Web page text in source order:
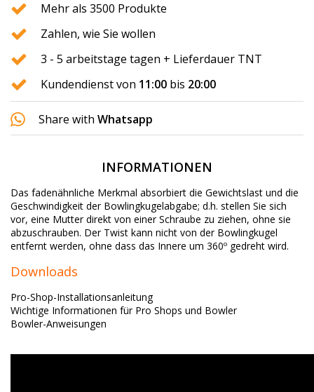
Mehr als 3500 Produkte
Zahlen, wie Sie wollen
3 - 5 arbeitstage tagen + Lieferdauer TNT
Kundendienst von 11:00 bis 20:00
Share with Whatsapp
INFORMATIONEN
Das fadenähnliche Merkmal absorbiert die Gewichtslast und die
Geschwindigkeit der Bowlingkugelabgabe; d.h. stellen Sie sich
vor, eine Mutter direkt von einer Schraube zu ziehen, ohne sie
abzuschrauben. Der Twist kann nicht von der Bowlingkugel
entfernt werden, ohne dass das Innere um 360º gedreht wird.
Downloads
Pro-Shop-Installationsanleitung
Wichtige Informationen für Pro Shops und Bowler
Bowler-Anweisungen